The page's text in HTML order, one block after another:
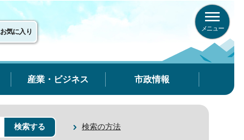
お気に入り メニュー
産業・ビジネス 市政情報
検索の方法